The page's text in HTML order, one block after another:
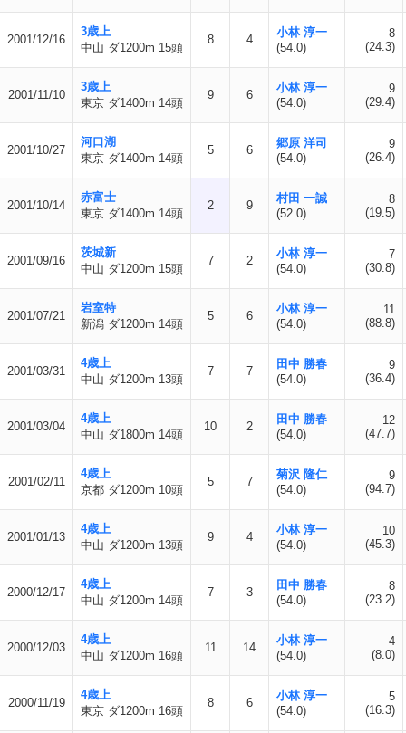
2001/12/16
3歳上
中山 ダ1200m 15頭
8 4
小林 淳一
(54.0)
8
(24.3)
2001/11/10
3歳上
東京 ダ1400m 14頭
9 6
小林 淳一
(54.0)
9
(29.4)
2001/10/27
河口湖
東京 ダ1400m 14頭
5 6
郷原 洋司
(54.0)
9
(26.4)
2001/10/14
赤富士
東京 ダ1400m 14頭
2 9
村田 一誠
(52.0)
8
(19.5)
2001/09/16
茨城新
中山 ダ1200m 15頭
7 2
小林 淳一
(54.0)
7
(30.8)
2001/07/21
岩室特
新潟 ダ1200m 14頭
5 6
小林 淳一
(54.0)
11
(88.8)
2001/03/31
4歳上
中山 ダ1200m 13頭
7 7
田中 勝春
(54.0)
9
(36.4)
2001/03/04
4歳上
中山 ダ1800m 14頭
10 2
田中 勝春
(54.0)
12
(47.7)
2001/02/11
4歳上
京都 ダ1200m 10頭
5 7
菊沢 隆仁
(54.0)
9
(94.7)
2001/01/13
4歳上
中山 ダ1200m 13頭
9 4
小林 淳一
(54.0)
10
(45.3)
2000/12/17
4歳上
中山 ダ1200m 14頭
7 3
田中 勝春
(54.0)
8
(23.2)
2000/12/03
4歳上
中山 ダ1200m 16頭
11 14
小林 淳一
(54.0)
4
(8.0)
2000/11/19
4歳上
東京 ダ1200m 16頭
8 6
小林 淳一
(54.0)
5
(16.3)